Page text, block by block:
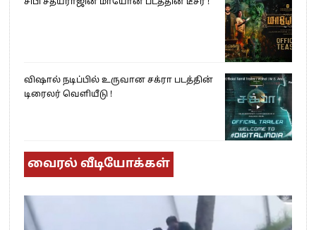
சிபி சத்யராஜின் மாயோன் படத்தின் டீசர் !
விஷால் நடிப்பில் உருவான சக்ரா படத்தின்
டிரைலர் வெளியீடு !
வைரல் வீடியோக்கள்